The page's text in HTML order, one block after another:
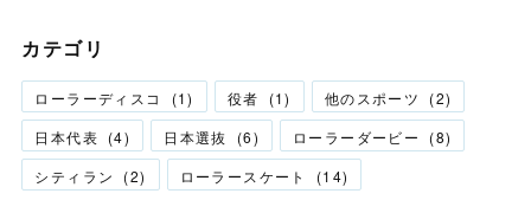
カテゴリ
ローラーディスコ (1) 役者 (1) 他のスポーツ (2)
日本代表 (4) 日本選抜 (6) ローラーダービー (8)
シティラン
(2) ローラースケート (14)